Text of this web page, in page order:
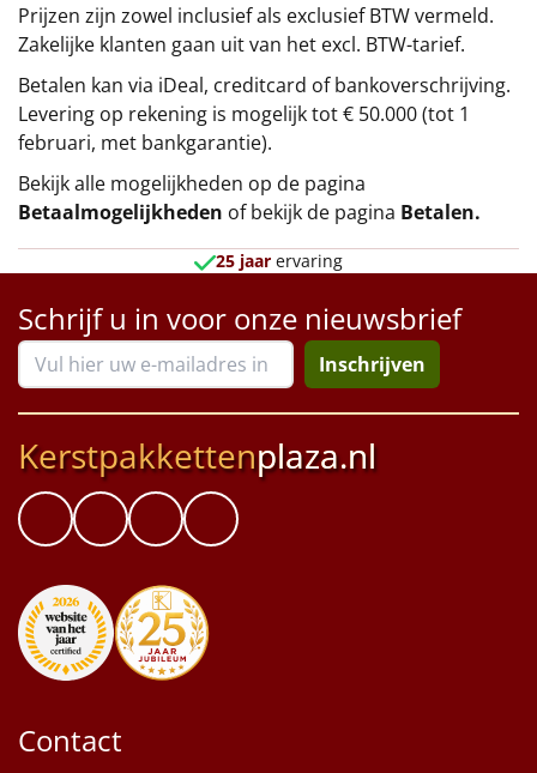
Prijzen zijn zowel inclusief als exclusief BTW vermeld.
Zakelijke klanten gaan uit van het excl. BTW-tarief.
Betalen kan via iDeal, creditcard of bankoverschrijving.
Levering op rekening is mogelijk tot € 50.000 (tot 1
februari, met bankgarantie).
Bekijk alle mogelijkheden op de pagina
Betaalmogelijkheden of bekijk de pagina Betalen.
25 jaar ervaring
Schrijf u in voor onze nieuwsbrief
Inschrijven
Kerstpakkettenplaza.nl
Contact